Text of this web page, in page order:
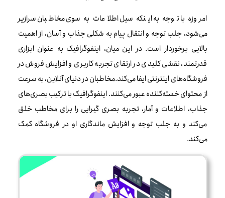
امروزه با توجه به اینکه سیل اطلاعات به سوی مخاطبان سرازیر
می‌شود، جلب توجه و انتقال پیام به شکلی جذاب و آسان، از اهمیت
بالایی برخوردار است. در این میان، اینفوگرافیک به عنوان ابزاری
قدرتمند، نقشی کلیدی در ارتقای تجربه کاربری و افزایش فروش در
فروشگاه‌های اینترنتی ایفا می‌کند.مخاطبان در دنیای آنلاین، به سرعت
از محتوای خسته‌کننده عبور می‌کنند. اینفوگرافیک با ترکیب بصری‌های
جذاب، اطلاعات و آمار، تجربه بصری گیرایی را برای مخاطب خلق
می‌کند و به جلب توجه و افزایش ماندگاری او در فروشگاه کمک
می‌کند.